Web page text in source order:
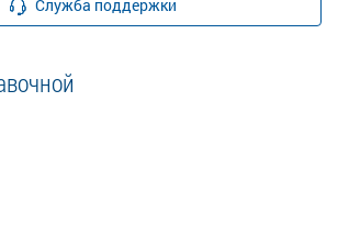
Служба поддержки